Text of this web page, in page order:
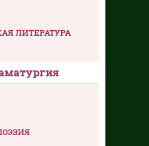
ЛИТЕРАТУРА